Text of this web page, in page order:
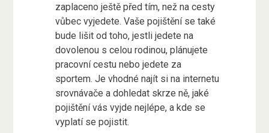
zaplaceno ještě před tím, než na cesty
vůbec vyjedete. Vaše pojištění se také
bude lišit od toho, jestli jedete na
dovolenou s celou rodinou, plánujete
pracovní cestu nebo jedete za
sportem. Je vhodné najít si na internetu
srovnávače a dohledat skrze ně, jaké
pojištění vás vyjde nejlépe, a kde se
vyplatí se pojistit.